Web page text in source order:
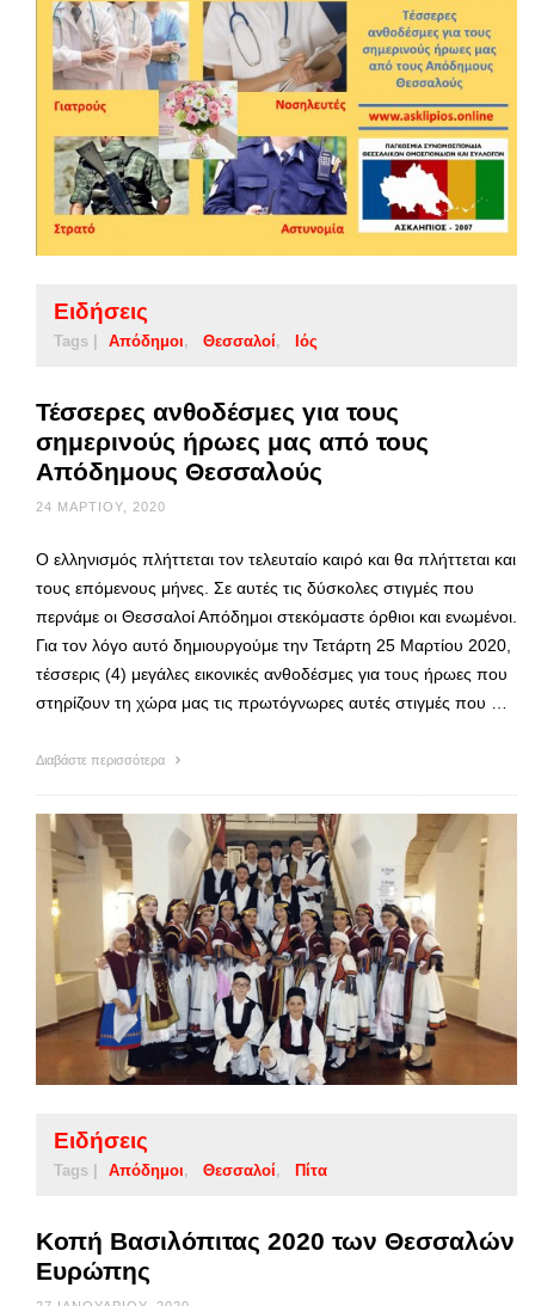
Ειδήσεις
Tags | Απόδημοι Θεσσαλοί Ιός
Τέσσερες ανθοδέσμες για τους
σημερινούς ήρωες μας από τους
Απόδημους Θεσσαλούς
24 ΜΑΡΤΊΟΥ, 2020
Ο ελληνισμός πλήττεται τον τελευταίο καιρό και θα πλήττεται και
τους επόμενους μήνες. Σε αυτές τις δύσκολες στιγμές που
περνάμε οι Θεσσαλοί Απόδημοι στεκόμαστε όρθιοι και ενωμένοι.
Για τον λόγο αυτό δημιουργούμε την Τετάρτη 25 Μαρτίου 2020,
τέσσερις (4) μεγάλες εικονικές ανθοδέσμες για τους ήρωες που
στηρίζουν τη χώρα μας τις πρωτόγνωρες αυτές στιγμές που …
Διαβάστε περισσότερα
Ειδήσεις
Tags | Απόδημοι Θεσσαλοί Πίτα
Κοπή Βασιλόπιτας 2020 των Θεσσαλών
Ευρώπης